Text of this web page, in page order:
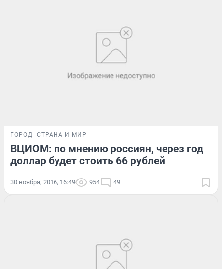
ГОРОД СТРАНА И МИР
ВЦИОМ: по мнению россиян, через год
доллар будет стоить 66 рублей
30 ноября, 2016, 16:49 954 49